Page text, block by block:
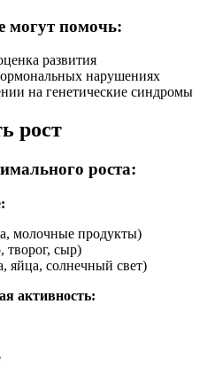
могут помочь:
развития
нарушениях
на генетические синдромы
рост
роста:
молочные продукты)
творог, сыр)
яйца, солнечный свет)
активность: